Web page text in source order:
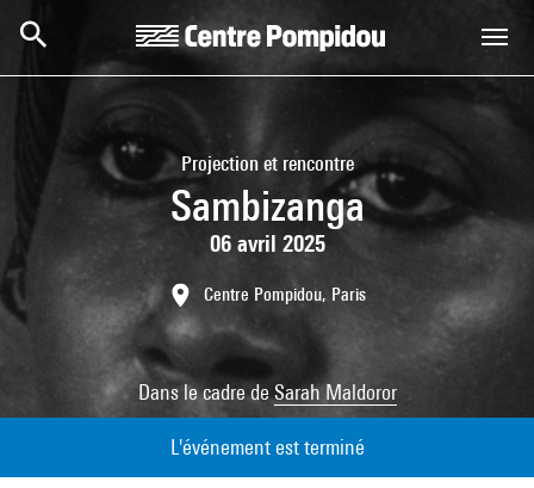
Aller au contenu principal
Centre Pompidou
Projection et rencontre
Sambizanga
06 avril 2025
Centre Pompidou, Paris
Dans le cadre de Sarah Maldoror
L'événement est terminé